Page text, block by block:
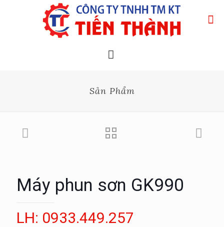
Sản Phẩm
Máy phun sơn GK990
LH: 0933.449.257